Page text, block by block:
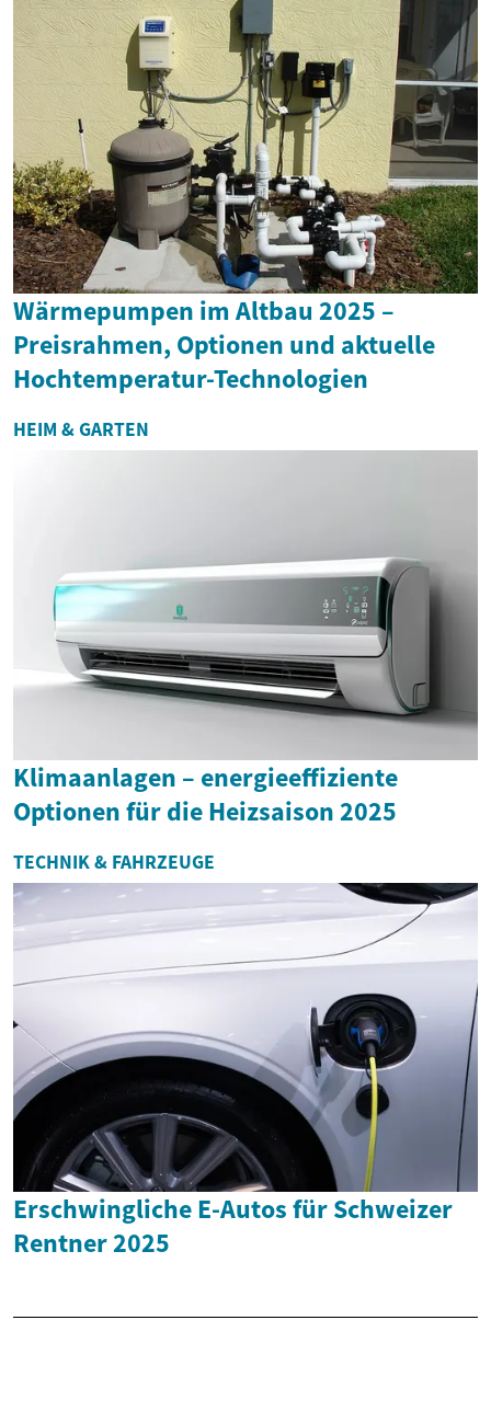
Wärmepumpen im Altbau 2025 –
Preisrahmen, Optionen und aktuelle
Hochtemperatur-Technologien
HEIM & GARTEN
Klimaanlagen – energieeffiziente
Optionen für die Heizsaison 2025
TECHNIK & FAHRZEUGE
Erschwingliche E-Autos für Schweizer
Rentner 2025